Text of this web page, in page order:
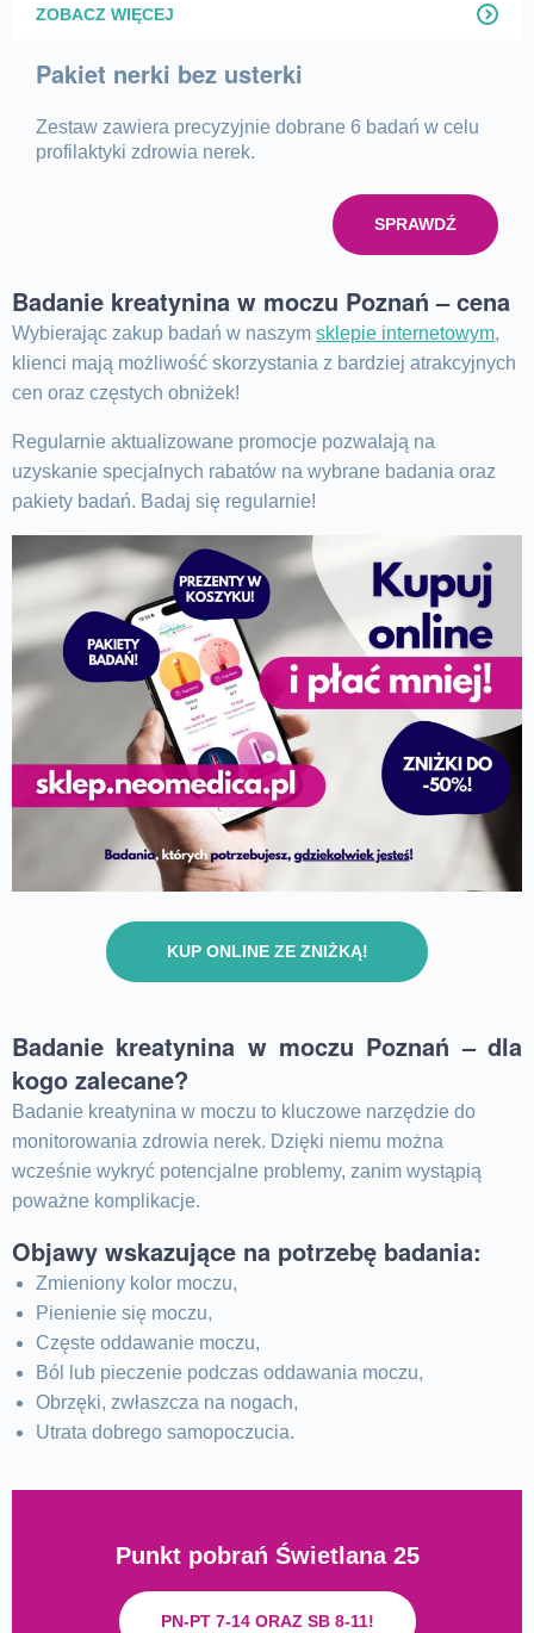
ZOBACZ WIĘCEJ
Pakiet nerki bez usterki
Zestaw zawiera precyzyjnie dobrane 6 badań w celu
profilaktyki zdrowia nerek.
SPRAWDŹ
Badanie kreatynina w moczu Poznań – cena
Wybierając zakup badań w naszym sklepie internetowym,
klienci mają możliwość skorzystania z bardziej atrakcyjnych
cen oraz częstych obniżek!
Regularnie aktualizowane promocje pozwalają na
uzyskanie specjalnych rabatów na wybrane badania oraz
pakiety badań. Badaj się regularnie!
KUP ONLINE ZE ZNIŻKĄ!
Badanie kreatynina w moczu Poznań – dla
kogo zalecane?
Badanie kreatynina w moczu to kluczowe narzędzie do
monitorowania zdrowia nerek. Dzięki niemu można
wcześnie wykryć potencjalne problemy, zanim wystąpią
poważne komplikacje.
Objawy wskazujące na potrzebę badania:
Zmieniony kolor moczu,
Pienienie się moczu,
Częste oddawanie moczu,
Ból lub pieczenie podczas oddawania moczu,
Obrzęki, zwłaszcza na nogach,
Utrata dobrego samopoczucia.
Punkt pobrań Świetlana 25
PN-PT 7-14 ORAZ SB 8-11!